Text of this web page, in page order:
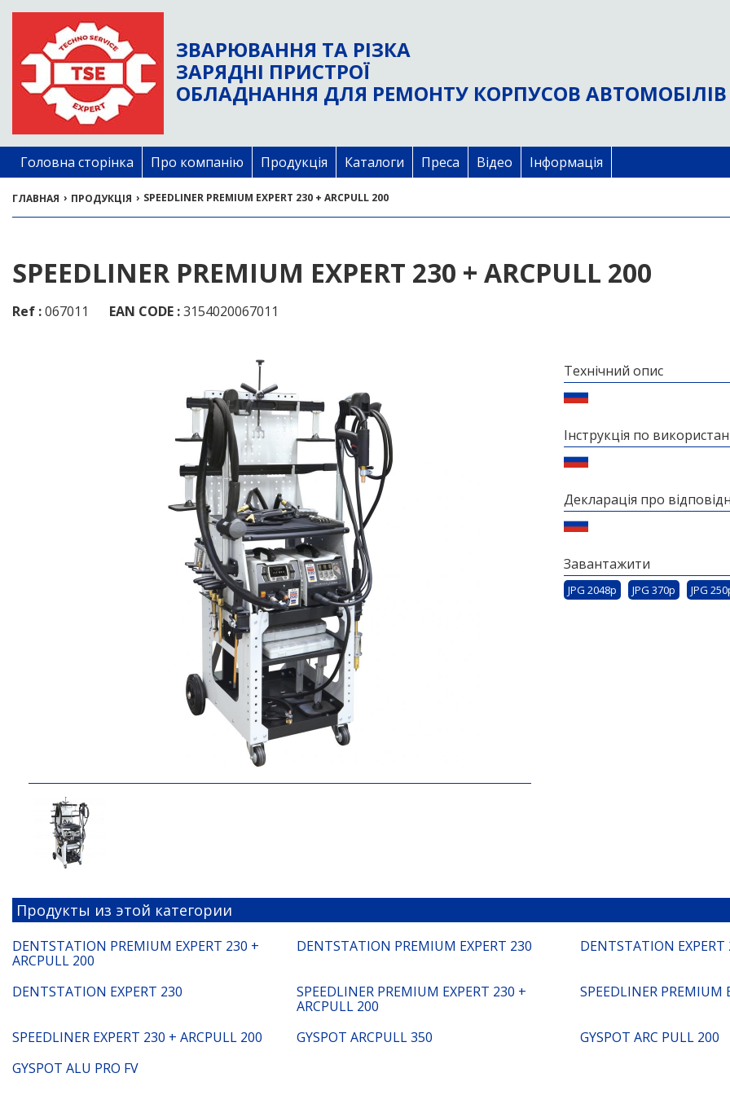
ЗВАРЮВАННЯ ТА РІЗКА
ЗАРЯДНІ ПРИСТРОЇ
ОБЛАДНАННЯ ДЛЯ РЕМОНТУ КОРПУСОВ АВТОМОБІЛІВ
Головна сторінка Про компанію Продукція Каталоги Преса Відео Інформація
ГЛАВНАЯ › ПРОДУКЦІЯ › SPEEDLINER PREMIUM EXPERT 230 + ARCPULL 200
SPEEDLINER PREMIUM EXPERT 230 + ARCPULL 200
Ref :067011 EAN CODE :3154020067011
Технічний опис
Інструкція по
Декларація про
Завантажити
JPG 2048p JPG 370p JPG
Продукты из этой категории
DENTSTATION PREMIUM EXPERT 230 +
ARCPULL 200
DENTSTATION PREMIUM EXPERT 230 DENTSTATION
DENTSTATION EXPERT 230
SPEEDLINER PREMIUM EXPERT 230 +
ARCPULL 200
SPEEDLINER PREMIUM
SPEEDLINER EXPERT 230 + ARCPULL 200 GYSPOT ARCPULL 350
GYSPOT ARC PULL 200
GYSPOT ALU PRO FV